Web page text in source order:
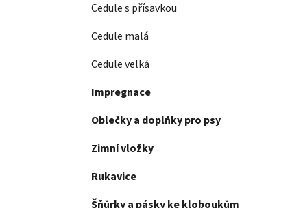
Cedule s přísavkou
Cedule malá
Cedule velká
Impregnace
Oblečky a doplňky pro psy
Zimní vložky
Rukavice
Šňůrky a pásky ke kloboukům